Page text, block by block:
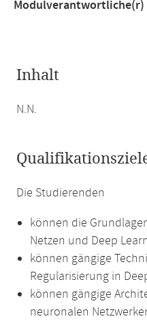
Modulverantwortliche(r)
Inhalt
N.N.
Die Studierenden
können die
Netzen und Deep
können gängige
Regularisierung in
können gängige
neuronalen